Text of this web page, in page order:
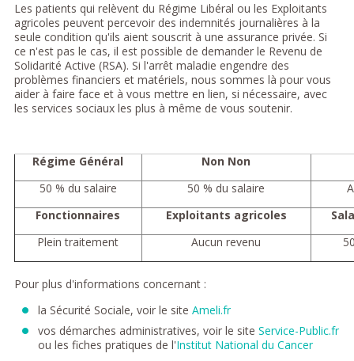
Les patients qui relèvent du Régime Libéral ou les Exploitants
agricoles peuvent percevoir des indemnités journalières à la
seule condition qu'ils aient souscrit à une assurance privée. Si
ce n'est pas le cas, il est possible de demander le Revenu de
Solidarité Active (RSA). Si l'arrêt maladie engendre des
problèmes financiers et matériels, nous sommes là pour vous
aider à faire face et à vous mettre en lien, si nécessaire, avec
les services sociaux les plus à même de vous soutenir.
Régime Général
Non Non
50 % du salaire
50 % du salaire
Fonctionnaires
Exploitants agricoles
Plein traitement
Aucun revenu
Pour plus d'informations concernant :
la Sécurité Sociale, voir le site Ameli.fr
vos démarches administratives, voir le site Service-Public.fr
ou les fiches pratiques de l'Institut National du Cancer